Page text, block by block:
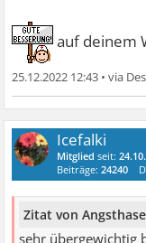
auf deinem
25.12.2022 12:43 •
Icefalki
Mitglied seit:
Beiträge:24240
Zitat von
sehr übergewichtig